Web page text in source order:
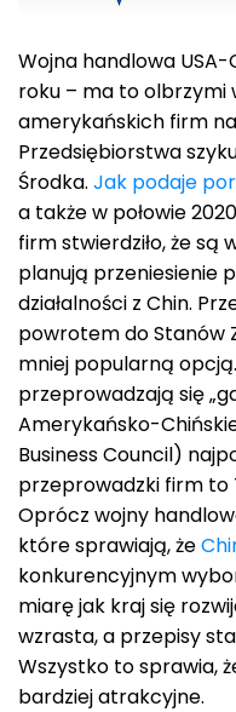
Wojna handlowa
roku – ma to olbrzymi
amerykańskich firm
Przedsiębiorstwa
Środka. Jak podaje
a także w połowie
firm stwierdziło, że są
planują przeniesienie
działalności z Chin.
powrotem do Stanów
mniej popularną
przeprowadzają się
Amerykańsko-
Business Council)
przeprowadzki firm to
Oprócz wojny
które sprawiają, że
konkurencyjnym
miarę jak kraj się
wzrasta, a przepisy
Wszystko to sprawia,
bardziej atrakcyjne.